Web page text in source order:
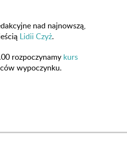
nad najnowszą,
Lidii Czyż.
rozpoczynamy kurs
wypoczynku.